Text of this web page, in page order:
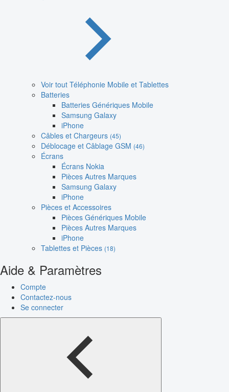
Voir tout Téléphonie Mobile et Tablettes
Batteries
Batteries Génériques Mobile
Samsung Galaxy
iPhone
Câbles et Chargeurs (45)
Déblocage et Câblage GSM (46)
Écrans
Écrans Nokia
Pièces Autres Marques
Samsung Galaxy
iPhone
Pièces et Accessoires
Pièces Génériques Mobile
Pièces Autres Marques
iPhone
Tablettes et Pièces (18)
Aide & Paramètres
Compte
Contactez-nous
Se connecter